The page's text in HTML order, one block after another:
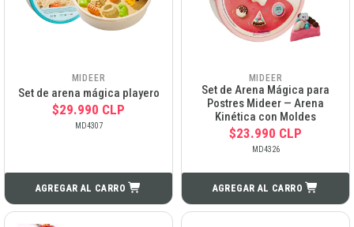
MIDEER
Set de arena mágica playero
$29.990 CLP
MD4307
AGREGAR AL CARRO
MIDEER
Set de Arena Mágica para
Postres Mideer — Arena
Kinética con Moldes
$23.990 CLP
MD4326
AGREGAR AL CARRO